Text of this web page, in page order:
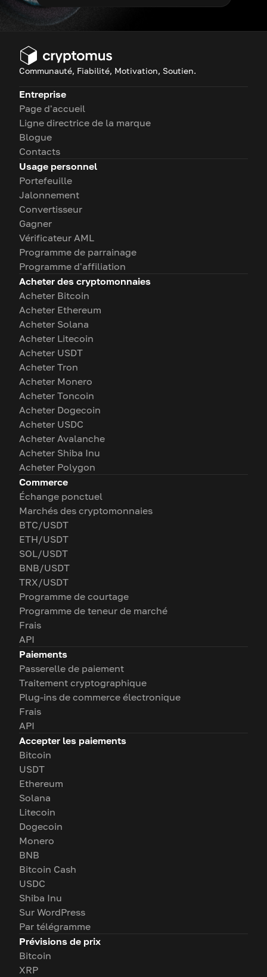
Communauté, Fiabilité, Motivation, Soutien.
Entreprise
Page d'accueil
Ligne directrice de la marque
Blogue
Contacts
Usage personnel
Portefeuille
Jalonnement
Convertisseur
Gagner
Vérificateur AML
Programme de parrainage
Programme d'affiliation
Acheter des cryptomonnaies
Acheter Bitcoin
Acheter Ethereum
Acheter Solana
Acheter Litecoin
Acheter USDT
Acheter Tron
Acheter Monero
Acheter Toncoin
Acheter Dogecoin
Acheter USDC
Acheter Avalanche
Acheter Shiba Inu
Acheter Polygon
Commerce
Échange ponctuel
Marchés des cryptomonnaies
BTC/USDT
ETH/USDT
SOL/USDT
BNB/USDT
TRX/USDT
Programme de courtage
Programme de teneur de marché
Frais
API
Paiements
Passerelle de paiement
Traitement cryptographique
Plug-ins de commerce électronique
Frais
API
Accepter les paiements
Bitcoin
USDT
Ethereum
Solana
Litecoin
Dogecoin
Monero
BNB
Bitcoin Cash
USDC
Shiba Inu
Sur WordPress
Par télégramme
Prévisions de prix
Bitcoin
XRP